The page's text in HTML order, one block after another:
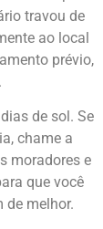
travou de
ao local
prévio,
de sol. Se
chame a
moradores e
que você
de melhor.